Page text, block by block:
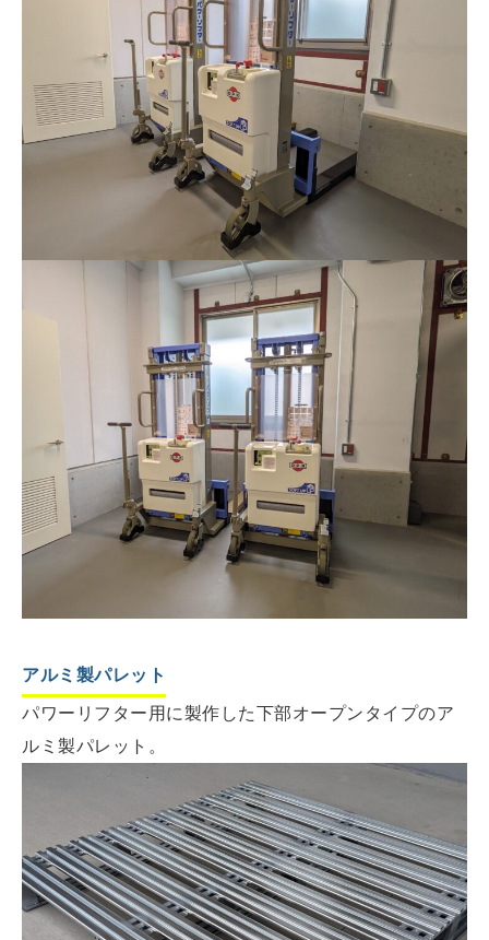
アルミ製パレット
パワーリフター用に製作した下部オープンタイプのア
ルミ製パレット。